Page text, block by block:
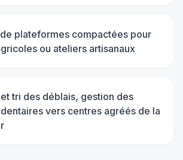
plateformes compactées pour
ou ateliers artisanaux
tri des déblais, gestion des
vers centres agréés de la